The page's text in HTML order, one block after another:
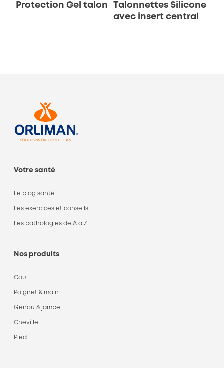
Protection Gel talon
Talonnettes Silicone
avec insert central
Votre santé
Le blog santé
Les exercices et conseils
Les pathologies de A à Z
Nos produits
Cou
Poignet & main
Genou & jambe
Cheville
Pied